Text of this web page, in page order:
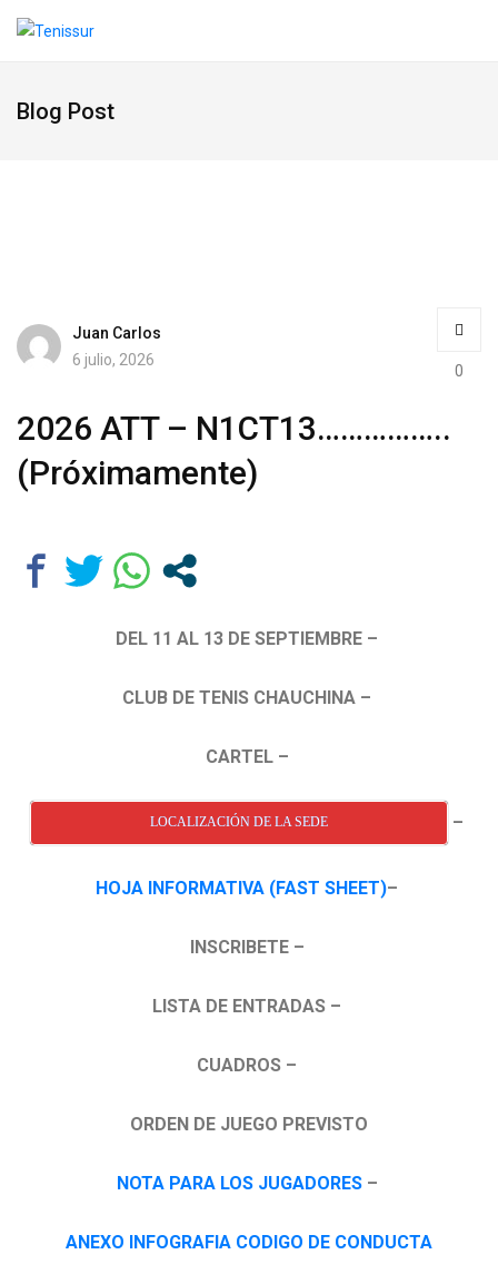
Blog Post
Juan Carlos
6 julio, 2026
0
2026 ATT – N1CT13……………..
(Próximamente)
DEL 11 AL 13 DE SEPTIEMBRE –
CLUB DE TENIS CHAUCHINA –
CARTEL –
LOCALIZACIÓN DE LA SEDE –
HOJA INFORMATIVA (FAST SHEET)–
INSCRIBETE –
LISTA DE ENTRADAS –
CUADROS –
ORDEN DE JUEGO PREVISTO
NOTA PARA LOS JUGADORES–
ANEXO INFOGRAFIA CODIGO DE CONDUCTA